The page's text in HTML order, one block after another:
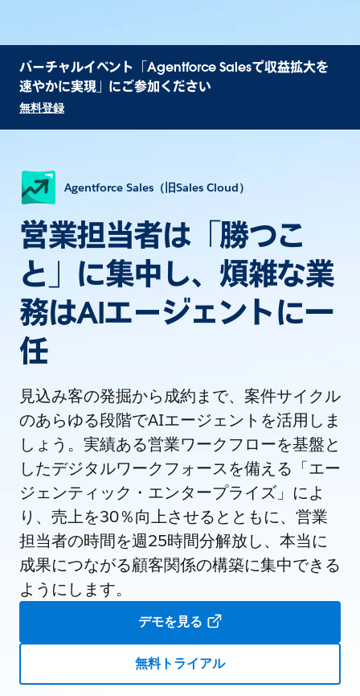
バーチャルイベント「Agentforce Salesで収益拡大を
速やかに実現」にご参加ください
無料登録
Agentforce Sales（旧Sales Cloud）
営業担当者は「勝つこ
と」に集中し、煩雑な業
務はAIエージェントに一
任
見込み客の発掘から成約まで、案件サイクル
のあらゆる段階でAIエージェントを活用しま
しょう。実績ある営業ワークフローを基盤と
したデジタルワークフォースを備える「エー
ジェンティック・エンタープライズ」によ
り、売上を30％向上させるとともに、営業
担当者の時間を週25時間分解放し、本当に
成果につながる顧客関係の構築に集中できる
ようにします。
デモを見る
無料トライアル